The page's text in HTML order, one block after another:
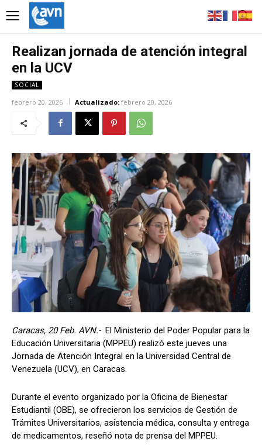
Realizan jornada de atención integral
en la UCV
SOCIAL
febrero 20, 2026 Actualizado: febrero 20, 2026
Caracas, 20 Feb. AVN.- El Ministerio del Poder Popular para la
Educación Universitaria (MPPEU) realizó este jueves una
Jornada de Atención Integral en la Universidad Central de
Venezuela (UCV), en Caracas.
Durante el evento organizado por la Oficina de Bienestar
Estudiantil (OBE), se ofrecieron los servicios de Gestión de
Trámites Universitarios, asistencia médica, consulta y entrega
de medicamentos, reseñó nota de prensa del MPPEU.